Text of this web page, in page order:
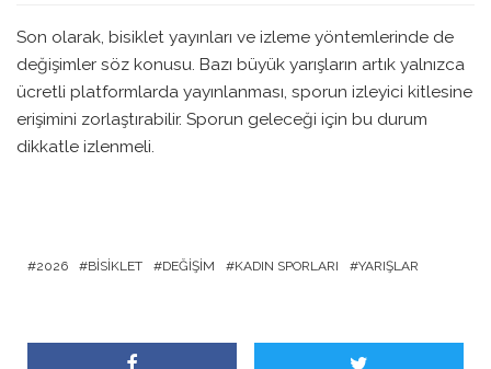
Son olarak, bisiklet yayınları ve izleme yöntemlerinde de
değişimler söz konusu. Bazı büyük yarışların artık yalnızca
ücretli platformlarda yayınlanması, sporun izleyici kitlesine
erişimini zorlaştırabilir. Sporun geleceği için bu durum
dikkatle izlenmeli.
2026 BISIKLET DEĞIŞIM KADIN SPORLARI YARIŞLAR